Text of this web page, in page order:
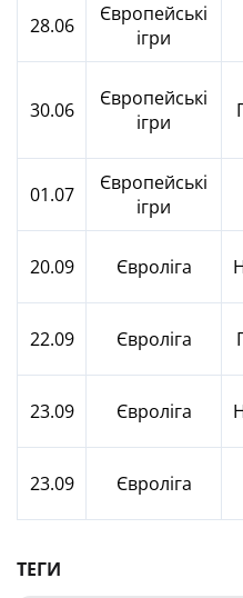
28.06
Європейські
ігри
30.06
Європейські
ігри
01.07
Європейські
ігри
20.09 Євроліга
22.09 Євроліга
23.09 Євроліга
23.09 Євроліга
ТЕГИ